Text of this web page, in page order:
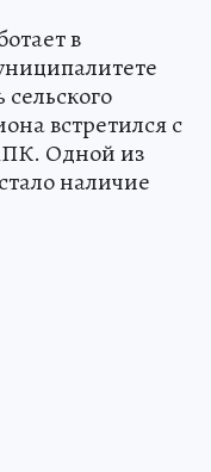
в
встретился с
Одной из
наличие